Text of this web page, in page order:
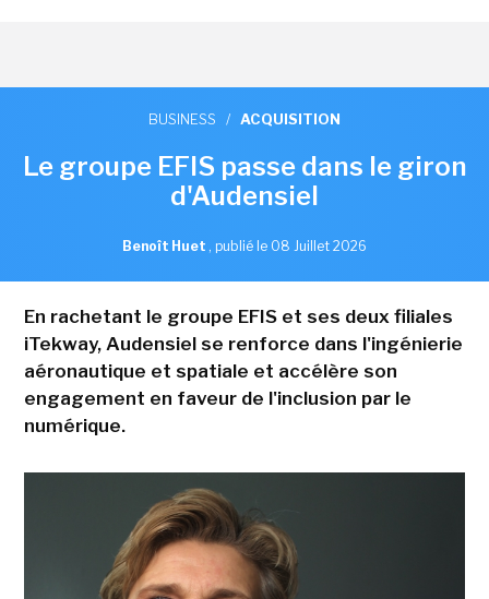
BUSINESS / ACQUISITION
Le groupe EFIS passe dans le giron
d'Audensiel
Benoît Huet , publié le 08 Juillet 2026
En rachetant le groupe EFIS et ses deux filiales
iTekway, Audensiel se renforce dans l'ingénierie
aéronautique et spatiale et accélère son
engagement en faveur de l'inclusion par le
numérique.